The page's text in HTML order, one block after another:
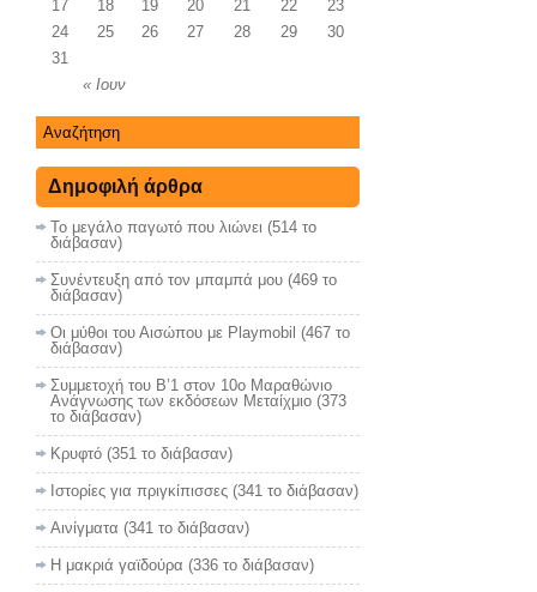
« Ιουν
17
18 19 20 21 22
23
24
25 26 27 28 29
30
31
Δημοφιλή άρθρα
Το μεγάλο παγωτό που λιώνει (514 το
διάβασαν)
Συνέντευξη από τον μπαμπά μου (469 το
διάβασαν)
Οι μύθοι του Αισώπου με Playmobil (467 το
διάβασαν)
Συμμετοχή του Β’1 στον 10ο Μαραθώνιο
Ανάγνωσης των εκδόσεων Μεταίχμιο (373
το διάβασαν)
Κρυφτό (351 το διάβασαν)
Ιστορίες για πριγκίπισσες (341 το διάβασαν)
Αινίγματα (341 το διάβασαν)
Η μακριά γαϊδούρα (336 το διάβασαν)